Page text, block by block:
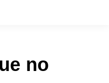
no